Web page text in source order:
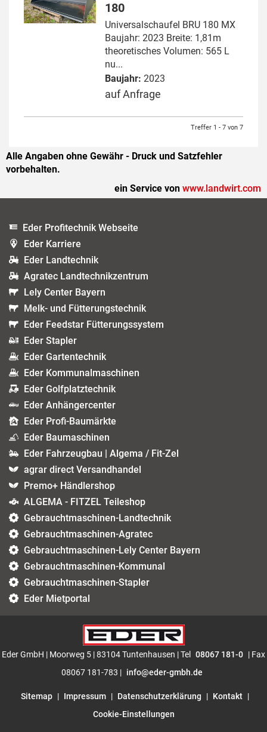
180
Universalschaufel BRU 180 MX
Baujahr: 2023 Breite: 1,81m
theoretisches Volumen: 565 L
nu...
Baujahr: 2023
auf Anfrage
Treffer 1 - 7 von 7
Alle Angaben ohne Gewähr - Druck und Satzfehler
vorbehalten.
ein Service von www.landwirt.com
Eder Profitechnik Webseite
Eder Karriere
Eder Landtechnik
Agratec Landtechnikzentrum
Lely Center Bayern
Melk- und Fütterungstechnik
Eder Feedstar Fütterungssystem
Eder Stapler
Eder Gartentechnik
Eder Kommunalmaschinen
Eder Golfplatztechnik
Eder Anhängercenter
Eder Profi-Baumärkte
Eder Baumaschinen
Eder Fahrzeugbau | Algema / Fit-Zel
agrar direct Versandhandel
Premo+ Händlershop
ALGEMA - FITZEL Teileshop
Gebrauchtmaschinen-Landtechnik
Gebrauchtmaschinen-Agratec
Gebrauchtmaschinen-Lely Center Bayern
Gebrauchtmaschinen-Kommunal
Gebrauchtmaschinen-Stapler
Eder Mietportal
Eder GmbH | Moorweg 5 | 83104 Tuntenhausen | Tel 08067 181-0 | Fax
08067 181-783 | info@eder-gmbh.de
Sitemap | Impressum | Datenschutzerklärung | Kontakt |
Cookie-Einstellungen